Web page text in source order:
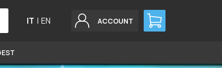
IT | EN ACCOUNT